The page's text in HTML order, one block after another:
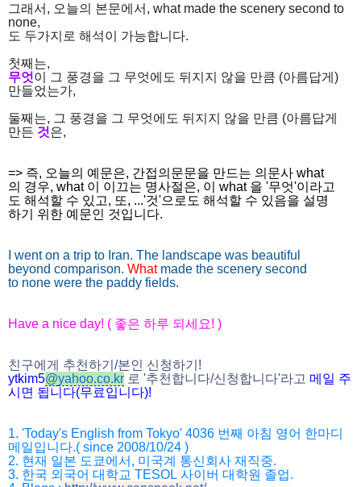
그래서, 오늘의 본문에서, what made the scenery second to
none,
도 두가지로 해석이 가능합니다.
첫째는,
무엇이 그 풍경을 그 무엇에도 뒤지지 않을 만큼 (아름답게)
만들었는가,
둘째는, 그 풍경을 그 무엇에도 뒤지지 않을 만큼 (아름답게
만든 것은,
=> 즉, 오늘의 예문은, 간접의문문을 만드는 의문사 what
의 경우, what 이 이끄는 명사절은, 이 what 을 '무엇'이라고
도 해석할 수 있고, 또, ...'것'으로도 해석할 수 있음을 설명
하기 위한 예문인 것입니다.
I went on a trip to Iran. The landscape was beautiful
beyond comparison. Whatmade the scenery second
to none were the paddy fields.
Have a nice day! ( 좋은 하루 되세요! )
친구에게 추천하기 /본인 신청하기 !
ytkim5@yahoo.co.kr 로 '추천합니다/신청합니다'라고 메일 주
시면 됩니다(무료입니다)!
1. 'Today's English from Tokyo' 4036 번째 아침 영어 한마디
메일입니다.( since 2008/10/24 )
2. 현재 일본 도쿄에서 , 미국계 통신회사 재직중.
3. 한국 외국어 대학교 TESOL 사이버 대학원 졸업.